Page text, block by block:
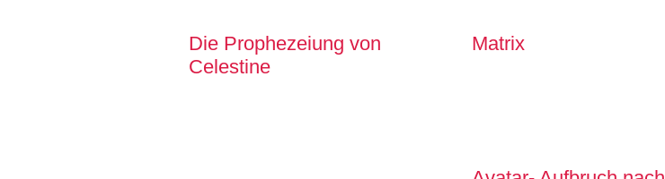
Die Prophezeiung von
Celestine
Matrix